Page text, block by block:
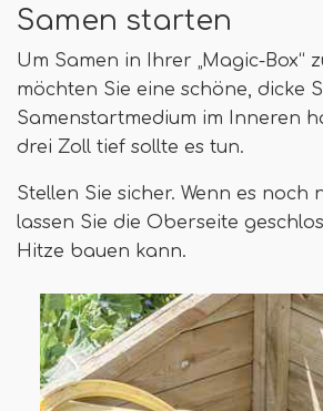
Samen starten
Um Samen in Ihrer „Magic-Box“
möchten Sie eine schöne, dicke
Samenstartmedium im Inneren
drei Zoll tief sollte es tun.
Stellen Sie sicher. Wenn es noch
lassen Sie die Oberseite
Hitze bauen kann.